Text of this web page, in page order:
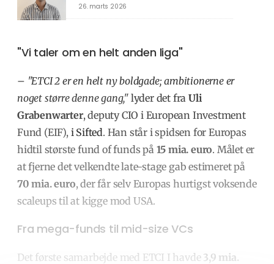
26. marts 2026
"Vi taler om en helt anden liga"
– "ETCI 2 er en helt ny boldgade; ambitionerne er
noget større denne gang," lyder det fraUli
Grabenwarter, deputy CIO i European Investment
Fund (EIF), i Sifted. Han står i spidsen for Europas
hidtil største fund of funds på 15 mia. euro. Målet er
at fjerne det velkendte late-stage gab estimeret på
70 mia. euro, der får selv Europas hurtigst voksende
scaleups til at kigge mod USA.
Fra mega-funds til mid-size VCs
Det første samarbejde med ETCI I havde 3,9 mia.